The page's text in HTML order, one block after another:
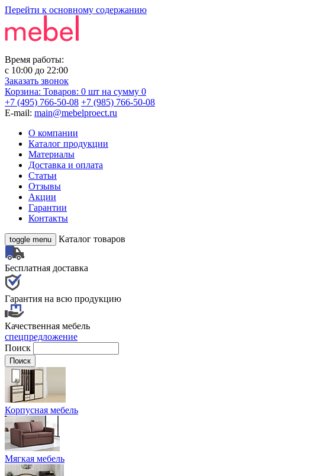
Перейти к основному содержанию
Время работы:
с 10:00 до 22:00
Заказать звонок
Корзина: Товаров: 0 шт на сумму 0
+7 (495) 766-50-08 +7 (985) 766-50-08
E-mail: main@mebelproect.ru
О компании
Каталог продукции
Материалы
Доставка и оплата
Статьи
Отзывы
Акции
Гарантии
Контакты
toggle menu Каталог товаров
Бесплатная доставка
Гарантия на всю продукцию
Качественная мебель
спецпредложение
Поиск
Корпусная мебель
Мягкая мебель